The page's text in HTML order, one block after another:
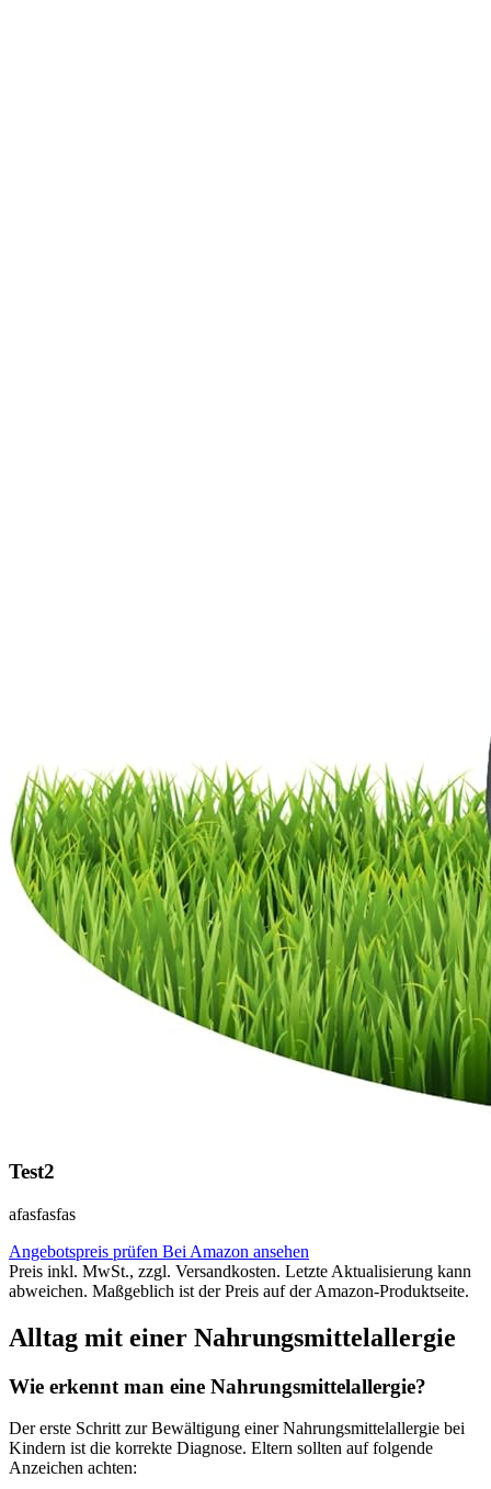
Test2
afasfasfas
Angebotspreis prüfen Bei Amazon ansehen
Preis inkl. MwSt., zzgl. Versandkosten. Letzte Aktualisierung kann
abweichen. Maßgeblich ist der Preis auf der Amazon-Produktseite.
Alltag mit einer Nahrungsmittelallergie
Wie erkennt man eine Nahrungsmittelallergie?
Der erste Schritt zur Bewältigung einer Nahrungsmittelallergie bei
Kindern ist die korrekte Diagnose. Eltern sollten auf folgende
Anzeichen achten: